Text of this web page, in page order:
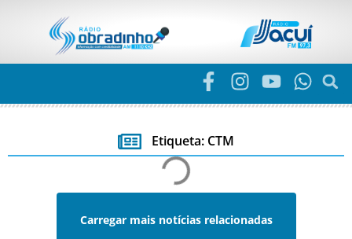
Etiqueta: CTM
Carregar mais notícias relacionadas